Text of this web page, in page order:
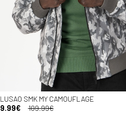
SMK MY CAMOUFLAGE
109.99€